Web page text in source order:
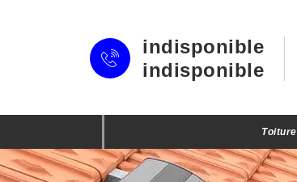
indisponible
indisponible
Toiture